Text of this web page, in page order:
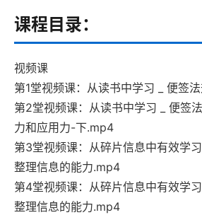
课程目录：
视频课
第1堂视频课：从读书中学习 _ 便签
第2堂视频课：从读书中学习 _ 便签
力和应用力-下.mp4
第3堂视频课：从碎片信息中有效学
整理信息的能力.mp4
第4堂视频课：从碎片信息中有效学
整理信息的能力.mp4